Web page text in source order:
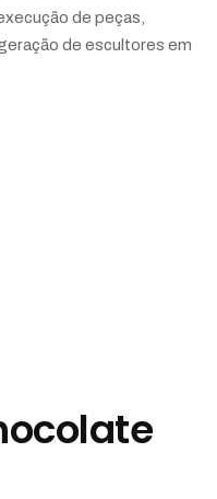
de peças,
de escultores em